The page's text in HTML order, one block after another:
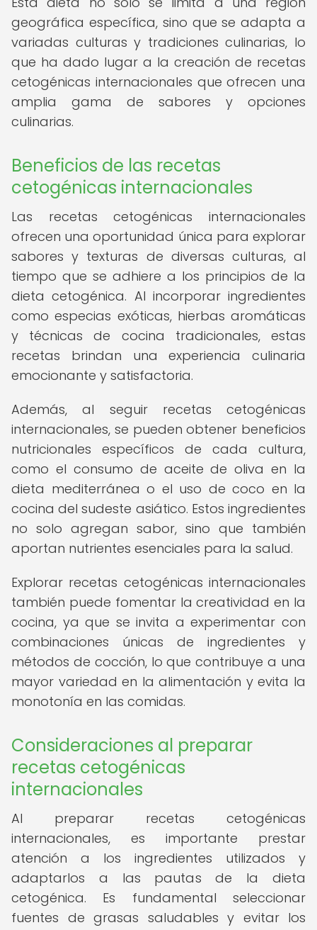
geográfica específica, sino que se adapta a
variadas culturas y tradiciones culinarias, lo
que ha dado lugar a la creación de recetas
cetogénicas internacionales que ofrecen una
amplia gama de sabores y opciones
culinarias.
Beneficios de las recetas
cetogénicas internacionales
Las recetas cetogénicas internacionales
ofrecen una oportunidad única para explorar
sabores y texturas de diversas culturas, al
tiempo que se adhiere a los principios de la
dieta cetogénica. Al incorporar ingredientes
como especias exóticas, hierbas aromáticas
y técnicas de cocina tradicionales, estas
recetas brindan una experiencia culinaria
emocionante y satisfactoria.
Además, al seguir recetas cetogénicas
internacionales, se pueden obtener beneficios
nutricionales específicos de cada cultura,
como el consumo de aceite de oliva en la
dieta mediterránea o el uso de coco en la
cocina del sudeste asiático. Estos ingredientes
no solo agregan sabor, sino que también
aportan nutrientes esenciales para la salud.
Explorar recetas cetogénicas internacionales
también puede fomentar la creatividad en la
cocina, ya que se invita a experimentar con
combinaciones únicas de ingredientes y
métodos de cocción, lo que contribuye a una
mayor variedad en la alimentación y evita la
monotonía en las comidas.
Consideraciones al preparar
recetas cetogénicas
internacionales
Al preparar recetas cetogénicas
internacionales, es importante prestar
atención a los ingredientes utilizados y
adaptarlos a las pautas de la dieta
cetogénica. Es fundamental seleccionar
fuentes de grasas saludables y evitar los